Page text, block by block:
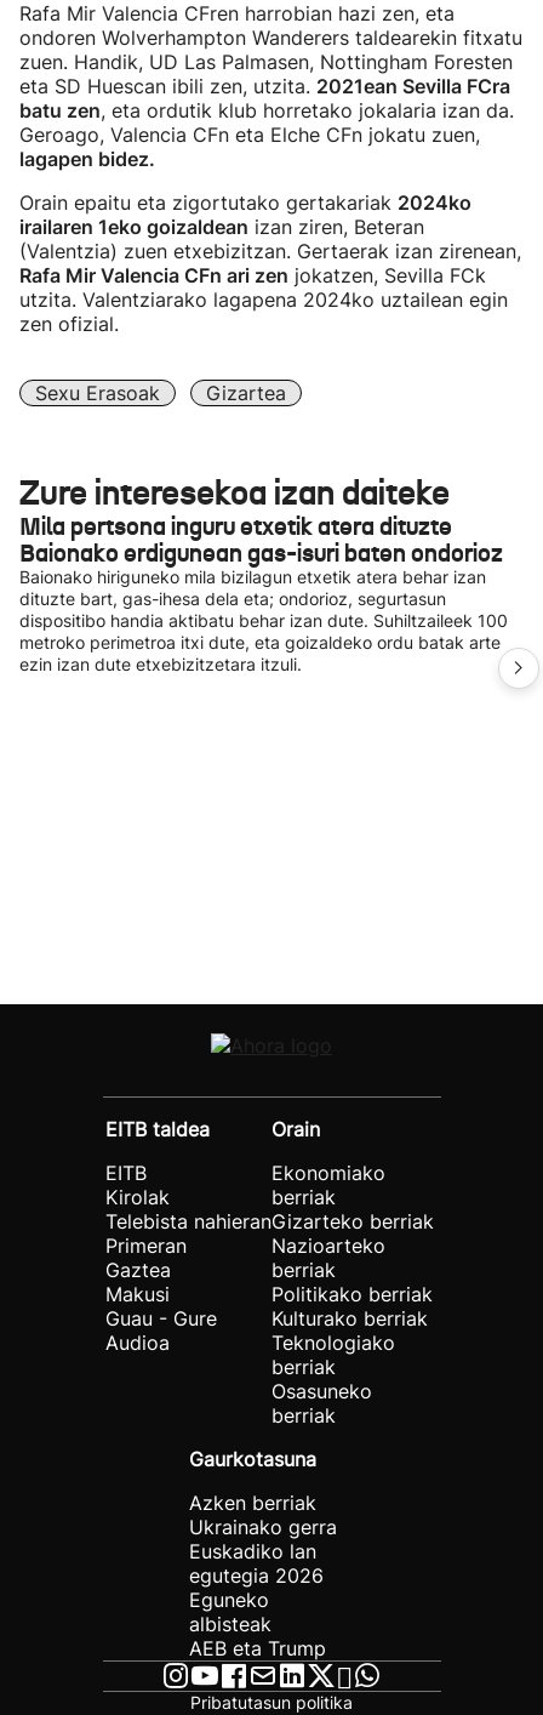
Rafa Mir Valencia CFren harrobian hazi zen, eta
ondoren Wolverhampton Wanderers taldearekin fitxatu
zuen. Handik, UD Las Palmasen, Nottingham Foresten
eta SD Huescan ibili zen, utzita. 2021ean Sevilla FCra
batu zen, eta ordutik klub horretako jokalaria izan da.
Geroago, Valencia CFn eta Elche CFn jokatu zuen,
lagapen bidez.
Orain epaitu eta zigortutako gertakariak 2024ko
irailaren 1eko goizaldean izan ziren, Beteran
(Valentzia) zuen etxebizitzan. Gertaerak izan zirenean,
Rafa Mir Valencia CFn ari zen jokatzen, Sevilla FCk
utzita. Valentziarako lagapena 2024ko uztailean egin
zen ofizial.
Sexu Erasoak Gizartea
Zure interesekoa izan daiteke
Mila pertsona inguru etxetik atera dituzte
Baionako erdigunean gas-isuri baten ondorioz
Baionako hiriguneko mila bizilagun etxetik atera behar izan
dituzte bart, gas-ihesa dela eta; ondorioz, segurtasun
dispositibo handia aktibatu behar izan dute. Suhiltzaileek 100
metroko perimetroa itxi dute, eta goizaldeko ordu batak arte
ezin izan dute etxebizitzetara itzuli.
EITB taldea
EITB
Kirolak
Telebista nahieran
Primeran
Gaztea
Makusi
Guau - Gure
Audioa
Orain
Ekonomiako
berriak
Gizarteko berriak
Nazioarteko
berriak
Politikako berriak
Kulturako berriak
Teknologiako
berriak
Osasuneko
berriak
Gaurkotasuna
Azken berriak
Ukrainako gerra
Euskadiko lan
egutegia 2026
Eguneko
albisteak
AEB eta Trump
Pribatutasun politika